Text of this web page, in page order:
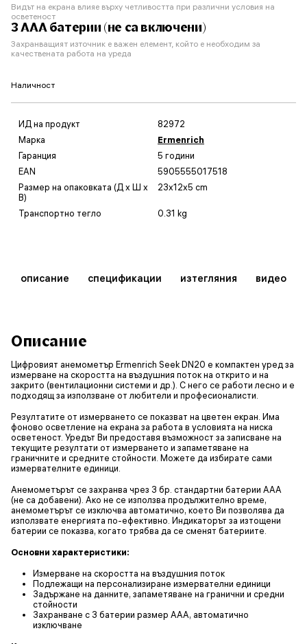
Видът на екрана влияе върху четливостта при различни условия на
осветеност
3 AAA батерии (не са включени)
Захранващият източник е важен елемент, който е необходим за
качествената работа на уреда
Наличност
ИД на продукт
82972
Марка
Ermenrich
Гаранция
5 години
EAN
5905555017518
Размер на опаковката (Д x Ш x
В)
23x12x5 cm
Транспортно тегло 0.31 kg
описание спецификации изтегляния видео
Описание
Цифровият анемометър Ermenrich Seek DN20 е компактен уред за
измерване на скоростта на въздушния поток на открито и на
закрито (вентилационни системи и др.). С него се работи лесно и е
подходящ за използване от любители и професионалисти.
Резултатите от измерването се показват на цветен екран. Има
фоново осветление на екрана за работа в условията на ниска
осветеност. Уредът Ви предоставя възможност за записване на
текущите резултати от измерването и запаметяване на
граничните и средните стойности. Можете да избирате сами
измервателните единици.
Анемометърът се захранва чрез 3 бр. стандартни батерии AAA
(не са добавени). Ако не се използва продължително време,
анемометърът се изключва автоматично, което Ви позволява да
използвате енергията по-ефективно. Индикаторът за изтощени
батерии се показва, когато трябва да се сменят батериите.
Основни характеристики:
Измерване на скоростта на въздушния поток
Подлежащи на персонализиране измервателни единици
Задържане на данните, запаметяване на гранични и средни
стойности
Захранване с 3 батерии размер ААА, автоматично
изключване